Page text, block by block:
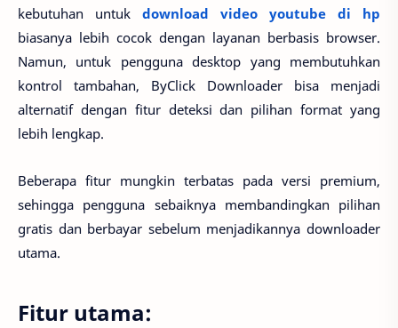
kebutuhan untuk download video youtube di hp
biasanya lebih cocok dengan layanan berbasis browser.
Namun, untuk pengguna desktop yang membutuhkan
kontrol tambahan, ByClick Downloader bisa menjadi
alternatif dengan fitur deteksi dan pilihan format yang
lebih lengkap.
Beberapa fitur mungkin terbatas pada versi premium,
sehingga pengguna sebaiknya membandingkan pilihan
gratis dan berbayar sebelum menjadikannya downloader
utama.
Fitur utama: